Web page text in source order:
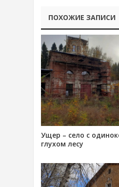
ПОХОЖИЕ ЗАПИСИ
Ущер – село с
глухом лесу